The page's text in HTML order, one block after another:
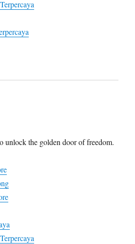
unlock the golden door of freedom.